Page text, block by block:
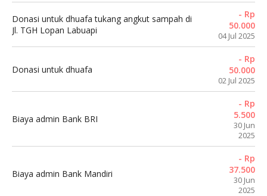
Donasi untuk dhuafa tukang angkut sampah di
Jl. TGH Lopan Labuapi
- Rp
50.000
04 Jul 2025
Donasi untuk dhuafa
- Rp
50.000
02 Jul 2025
Biaya admin Bank BRI
- Rp
5.500
30 Jun
2025
Biaya admin Bank Mandiri
- Rp
37.500
30 Jun
2025